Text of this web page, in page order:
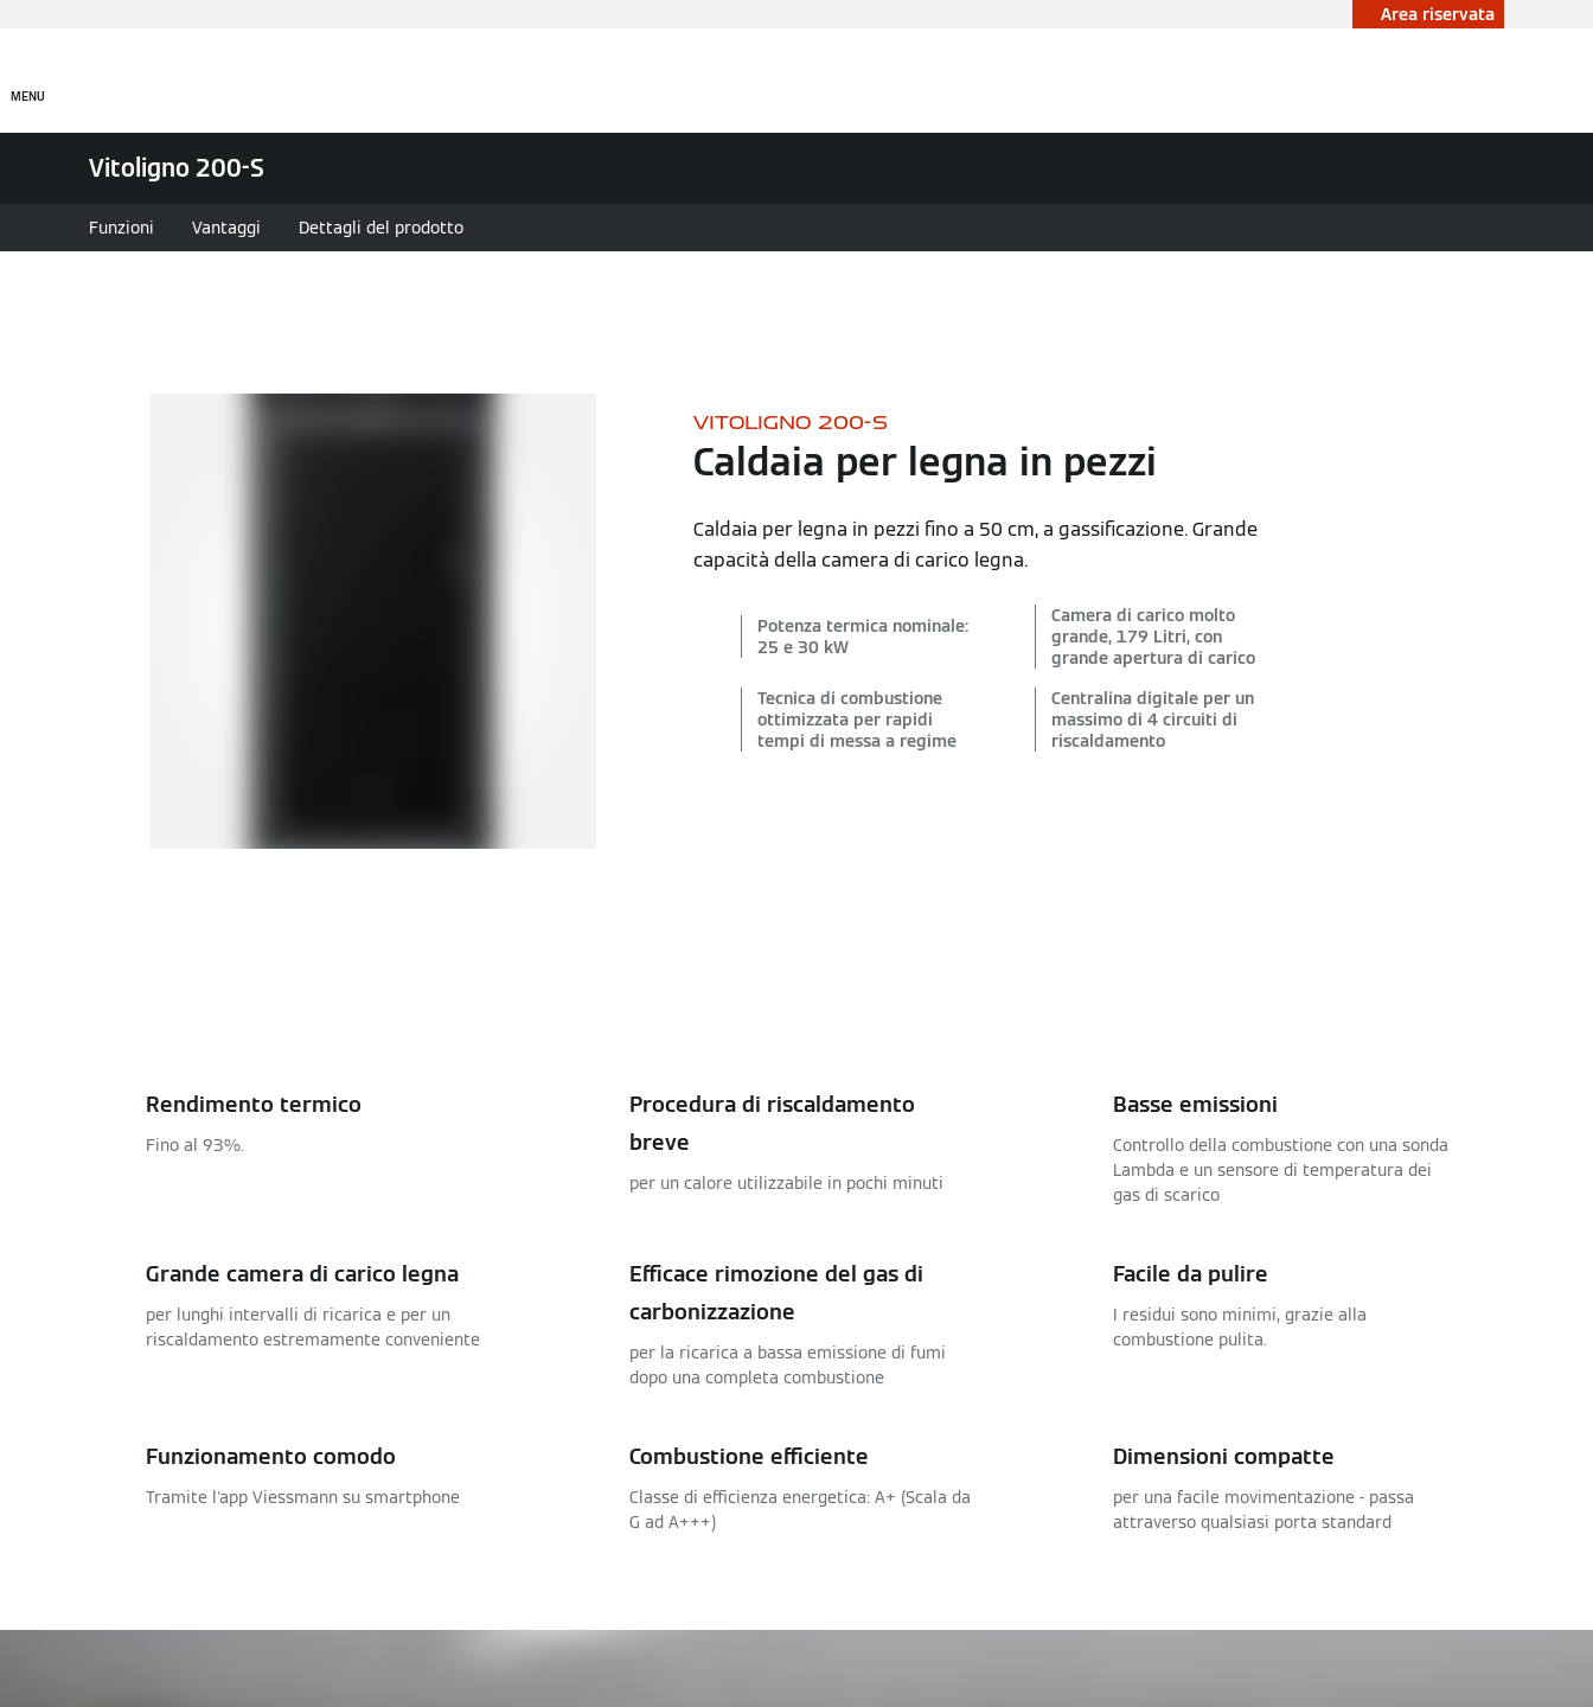
Area riservata
MENU
Vitoligno 200-S
Funzioni Vantaggi Dettagli del prodotto
VITOLIGNO 200-S
Caldaia per legna in pezzi
Caldaia per legna in pezzi fino a 50 cm, a gassificazione. Grande
capacità della camera di carico legna.
Potenza termica nominale:
25 e 30 kW
Camera di carico molto
grande, 179 Litri, con
grande apertura di carico
Tecnica di combustione
ottimizzata per rapidi
tempi di messa a regime
Centralina digitale per un
massimo di 4 circuiti di
riscaldamento
Rendimento termico
Fino al 93%.
Procedura di riscaldamento
breve
per un calore utilizzabile in pochi minuti
Basse emissioni
Controllo della combustione con una sonda
Lambda e un sensore di temperatura dei
gas di scarico
Grande camera di carico legna
per lunghi intervalli di ricarica e per un
riscaldamento estremamente conveniente
Efficace rimozione del gas di
carbonizzazione
per la ricarica a bassa emissione di fumi
dopo una completa combustione
Facile da pulire
I residui sono minimi, grazie alla
combustione pulita.
Funzionamento comodo
Tramite l'app Viessmann su smartphone
Combustione efficiente
Classe di efficienza energetica: A+ (Scala da
G ad A+++)
Dimensioni compatte
per una facile movimentazione - passa
attraverso qualsiasi porta standard